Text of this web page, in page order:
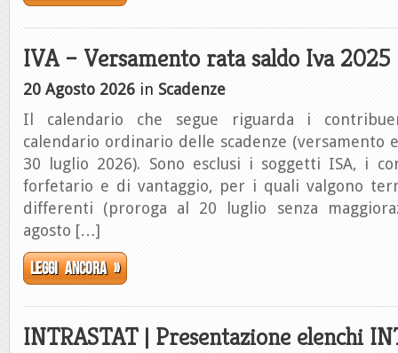
IVA – Versamento rata saldo Iva 2025
20 Agosto 2026 in Scadenze
Il calendario che segue riguarda i
calendario ordinario delle scadenze (versamento
30 luglio 2026). Sono esclusi i soggetti ISA, i
forfetario e di vantaggio, per i quali valgono
differenti (proroga al 20 luglio senza
agosto […]
Leggi ancora »
INTRASTAT | Presentazione elenchi